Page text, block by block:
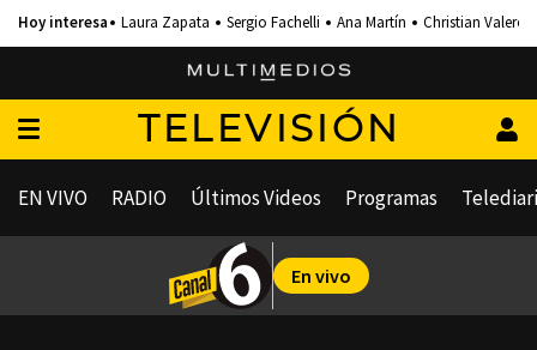
Laura Zapata Sergio Fachelli Ana Martín Christian Valero
TELEVISIÓN
EN VIVO RADIO Últimos Videos Programas
En vivo